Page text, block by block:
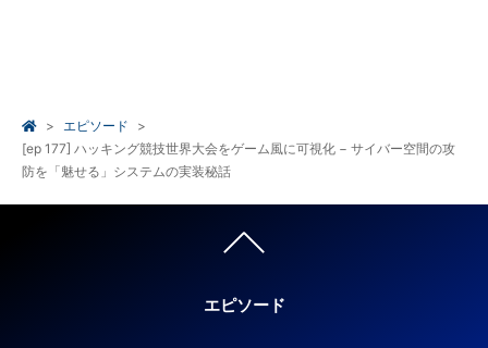
エピソード
[ep 177] ハッキング競技世界大会をゲーム風に可視化 − サイバー空間の攻
防を「魅せる」システムの実装秘話
エピソード